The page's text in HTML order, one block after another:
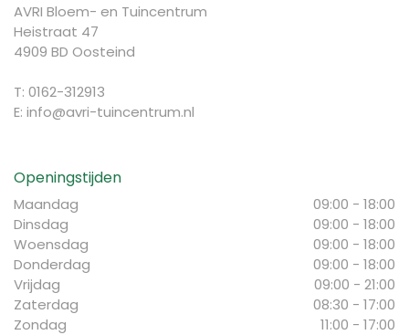
AVRI Bloem- en Tuincentrum
Heistraat 47
4909 BD Oosteind
T: 0162-312913
E: info@avri-tuincentrum.nl
Openingstijden
Maandag
09:00 - 18:00
Dinsdag
09:00 - 18:00
Woensdag
09:00 - 18:00
Donderdag
09:00 - 18:00
Vrijdag
09:00 - 21:00
Zaterdag
08:30 - 17:00
Zondag
11:00 - 17:00